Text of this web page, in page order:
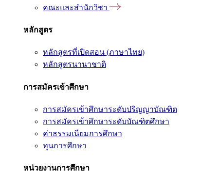
คณะและสำนักวิชา
หลักสูตร
หลักสูตรที่เปิดสอน (ภาษาไทย)
หลักสูตรนานาชาติ
การสมัครเข้าศึกษา
การสมัครเข้าศึกษาระดับปริญญาบัณฑิต
การสมัครเข้าศึกษาระดับบัณฑิตศึกษา
ค่าธรรมเนียมการศึกษา
ทุนการศึกษา
หน่วยงานการศึกษา